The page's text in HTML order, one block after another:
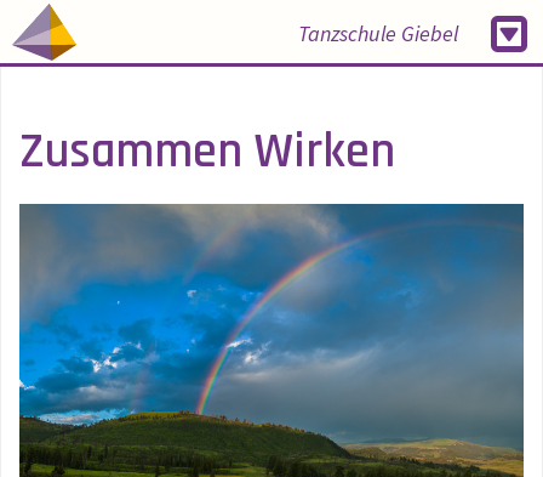
Tanzschule Giebel
Zusammen Wirken